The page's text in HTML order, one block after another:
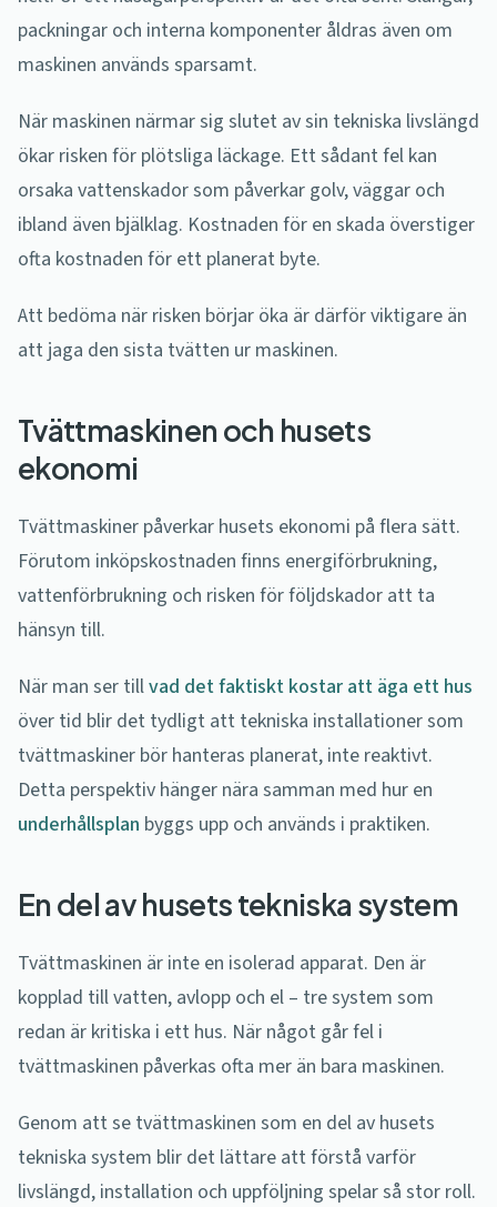
packningar och interna komponenter åldras även om
maskinen används sparsamt.
När maskinen närmar sig slutet av sin tekniska livslängd
ökar risken för plötsliga läckage. Ett sådant fel kan
orsaka vattenskador som påverkar golv, väggar och
ibland även bjälklag. Kostnaden för en skada överstiger
ofta kostnaden för ett planerat byte.
Att bedöma när risken börjar öka är därför viktigare än
att jaga den sista tvätten ur maskinen.
Tvättmaskinen och husets
ekonomi
Tvättmaskiner påverkar husets ekonomi på flera sätt.
Förutom inköpskostnaden finns energiförbrukning,
vattenförbrukning och risken för följdskador att ta
hänsyn till.
När man ser tillvad det faktiskt kostar att äga ett hus
över tid blir det tydligt att tekniska installationer som
tvättmaskiner bör hanteras planerat, inte reaktivt.
Detta perspektiv hänger nära samman med hur en
underhållsplan byggs upp och används i praktiken.
En del av husets tekniska system
Tvättmaskinen är inte en isolerad apparat. Den är
kopplad till vatten, avlopp och el – tre system som
redan är kritiska i ett hus. När något går fel i
tvättmaskinen påverkas ofta mer än bara maskinen.
Genom att se tvättmaskinen som en del av husets
tekniska system blir det lättare att förstå varför
livslängd, installation och uppföljning spelar så stor roll.